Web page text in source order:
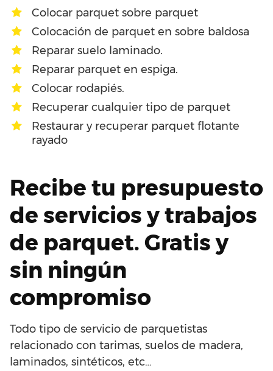
Colocar parquet sobre parquet
Colocación de parquet en sobre baldosa
Reparar suelo laminado.
Reparar parquet en espiga.
Colocar rodapiés.
Recuperar cualquier tipo de parquet
Restaurar y recuperar parquet flotante
rayado
Recibe tu presupuesto
de servicios y trabajos
de parquet. Gratis y
sin ningún
compromiso
Todo tipo de servicio de parquetistas
relacionado con tarimas, suelos de madera,
laminados, sintéticos, etc…